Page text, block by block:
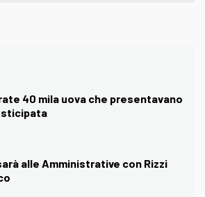
40 mila uova che presentavano
alle Amministrative con Rizzi